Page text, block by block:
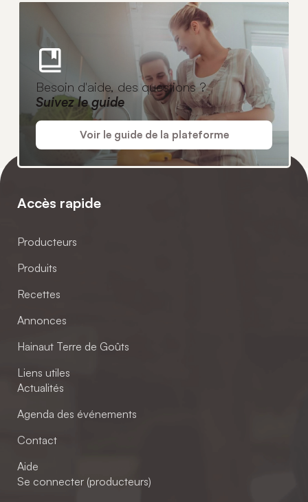
Besoin d'aide, des questions ?
Suivez le guide
Voir le guide de la plateforme
Accès rapide
Producteurs
Produits
Recettes
Annonces
Hainaut Terre de Goûts
Liens utiles
Actualités
Agenda des événements
Contact
Aide
Se connecter (producteurs)